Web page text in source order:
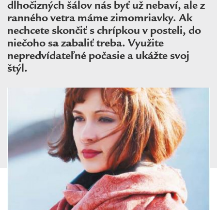
dlhočizných šálov nás byť už nebaví, ale z
ranného vetra máme zimomriavky. Ak
nechcete skončiť s chrípkou v posteli, do
niečoho sa zabaliť treba. Využite
nepredvídateľné počasie a ukážte svoj
štýl.